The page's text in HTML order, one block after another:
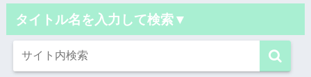
タイトル名を入力して検索▼